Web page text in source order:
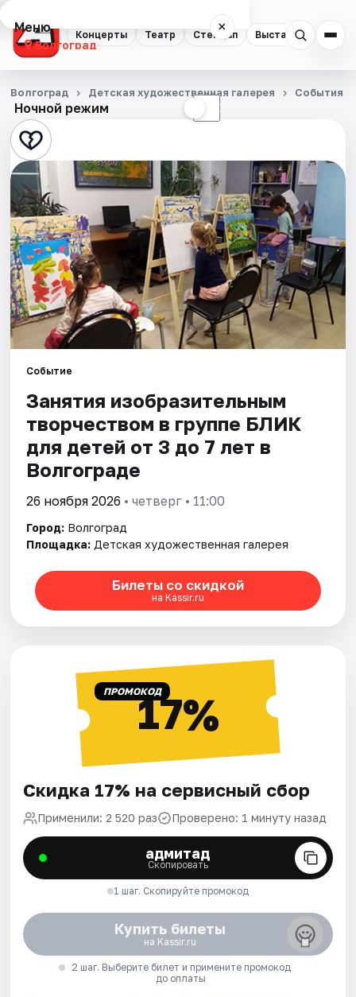
Концерты Театр Стендап Выставки
Меню ×
Волгоград
Концерты
Театр
Стендап
Выставки
Квесты
Экскурсии
Спорт
События
Города
Площадки
Артисты
Рейтинги
Ночной режим ☾
Волгоград Детская художественная галерея События
Событие
Занятия изобразительным
творчеством в группе БЛИК
для детей от 3 до 7 лет в
Волгограде
26 ноября 2026 • четверг • 11:00
Город: Волгоград
Площадка: Детская художественная галерея
Билеты со скидкой
на Kassir.ru
ПРОМОКОД17%
Скидка 17% на сервисный сбор
Применили: 2 520 раз Проверено: 1 минуту назад
адмитад
Скопировать
1 шаг. Скопируйте промокод
Купить билеты
на Kassir.ru
2 шаг. Выберите билет и примените промокод
до оплаты